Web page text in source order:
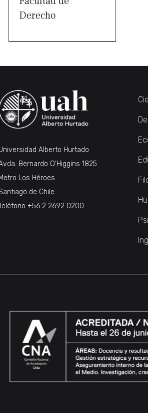
Derecho
Alberto Hurtado
Bernardo O’Higgins 1825
Los Héroes
de Chile
+56 2 2692 0200